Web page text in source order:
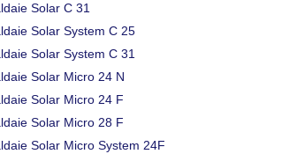
Solar C 31
Solar System C 25
Solar System C 31
Solar Micro 24 N
Solar Micro 24 F
Solar Micro 28 F
Solar Micro System 24F